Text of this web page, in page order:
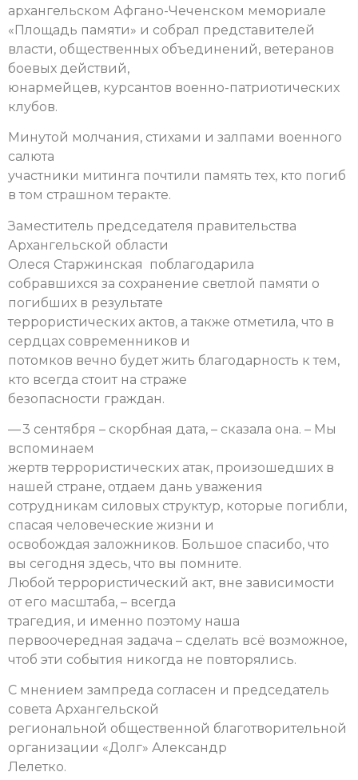
архангельском Афгано-Чеченском мемориале
«Площадь памяти» и собрал представителей
власти, общественных объединений, ветеранов
боевых действий,
юнармейцев, курсантов военно-патриотических
клубов.
Минутой молчания, стихами и залпами военного
салюта
участники митинга почтили память тех, кто погиб
в том страшном теракте.
Заместитель председателя правительства
Архангельской области
Олеся Старжинская поблагодарила
собравшихся за сохранение светлой памяти о
погибших в результате
террористических актов, а также отметила, что в
сердцах современников и
потомков вечно будет жить благодарность к тем,
кто всегда стоит на страже
безопасности граждан.
— 3 сентября – скорбная дата, – сказала она. – Мы
вспоминаем
жертв террористических атак, произошедших в
нашей стране, отдаем дань уважения
сотрудникам силовых структур, которые погибли,
спасая человеческие жизни и
освобождая заложников. Большое спасибо, что
вы сегодня здесь, что вы помните.
Любой террористический акт, вне зависимости
от его масштаба, – всегда
трагедия, и именно поэтому наша
первоочередная задача – сделать всё возможное,
чтоб эти события никогда не повторялись.
С мнением зампреда согласен и председатель
совета Архангельской
региональной общественной благотворительной
организации «Долг» Александр
Лелетко.